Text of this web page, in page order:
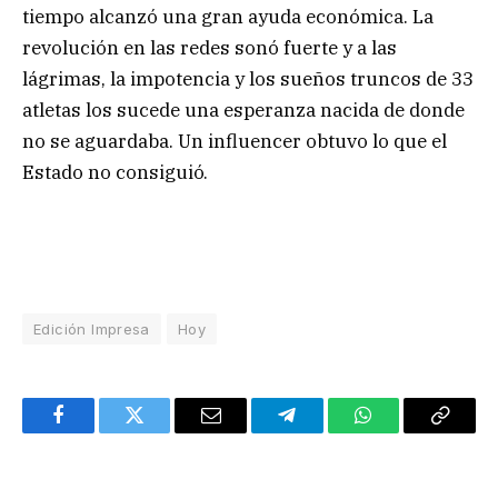
tiempo alcanzó una gran ayuda económica. La
revolución en las redes sonó fuerte y a las
lágrimas, la impotencia y los sueños truncos de 33
atletas los sucede una esperanza nacida de donde
no se aguardaba. Un influencer obtuvo lo que el
Estado no consiguió.
Edición Impresa Hoy
FacebookTwitter Email TelegramWhatsAppCopy